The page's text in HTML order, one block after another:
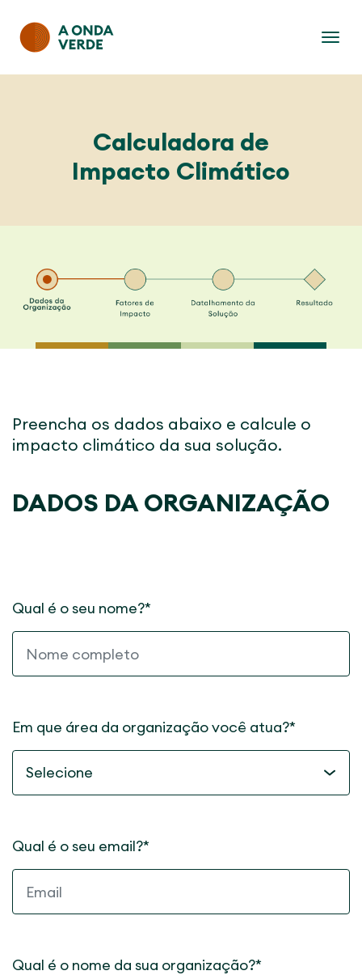
Calculadora de
Impacto Climático
Preencha os dados abaixo e calcule o
impacto climático da sua solução.
DADOS DA ORGANIZAÇÃO
Qual é o seu nome?*
Em que área da organização você atua?*
Qual é o seu email?*
Qual é o nome da sua organização?*